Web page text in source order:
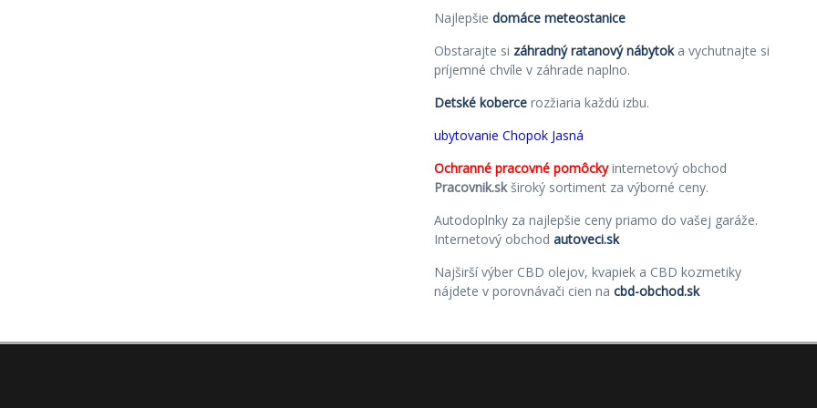
Najlepšie domáce meteostanice
Obstarajte si záhradný ratanový nábytoka vychutnajte si
príjemné chvíle v záhrade naplno.
Detské koberce rozžiaria každú izbu.
ubytovanie Chopok Jasná
Ochranné pracovné pomôckyinternetový obchod
Pracovnik.skširoký sortiment za výborné ceny.
Autodoplnky za najlepšie ceny priamo do vašej garáže.
Internetový obchod autoveci.sk
Najširší výber CBD olejov, kvapiek a CBD kozmetiky
nájdete v porovnávači cien na cbd-obchod.sk